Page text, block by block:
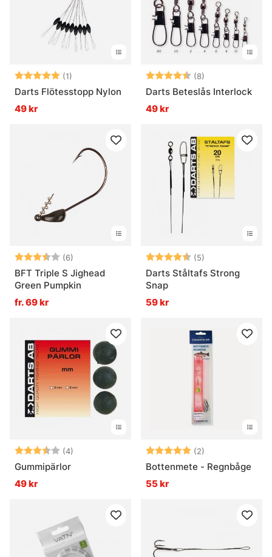
Vanliga frågor om krok och småplock
Vad är krok och småplock?
Vad används tafsar till?
Vad är flugbindningsmaterial?
Vad är stingers och när används de?
Betyg: (1)
5.0 utav 5 stjärnor
Darts Flötesstopp Nylon
49 kr
Betyg: (8)
Darts Beteslås Interlock
49 kr
Betyg: (6)
3.8 utav 5 stjärnor
BFT Triple S Jighead
Green Pumpkin
fr. 69 kr
Betyg: (5)
Darts Ståltafs Strong
Snap
59 kr
Betyg: (4)
3.8 utav 5 stjärnor
Gummipärlor
49 kr
Betyg: (2)
Bottenmete - Regnbåge
55 kr